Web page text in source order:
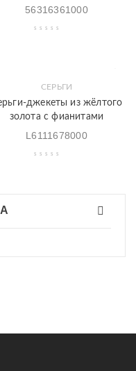
56316361000
СЕРЬГИ
джекеты из жёлтого
золота с фианитами
L6111678000